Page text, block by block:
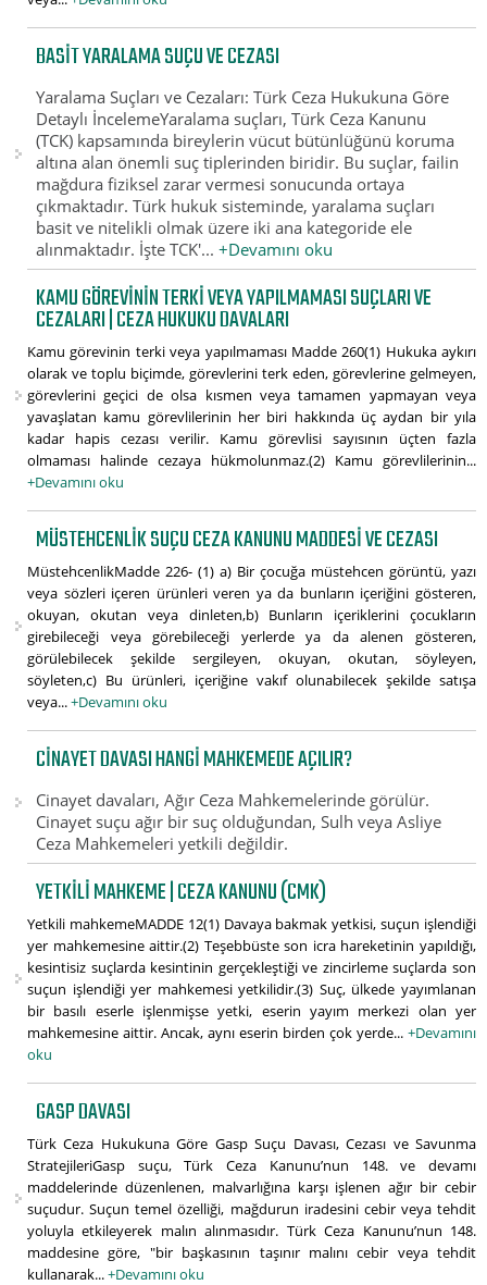
BASIT YARALAMA SUÇU VE CEZASI
Yaralama Suçları ve Cezaları: Türk Ceza Hukukuna Göre
Detaylı İncelemeYaralama suçları, Türk Ceza Kanunu
(TCK) kapsamında bireylerin vücut bütünlüğünü koruma
altına alan önemli suç tiplerinden biridir. Bu suçlar, failin
mağdura fiziksel zarar vermesi sonucunda ortaya
çıkmaktadır. Türk hukuk sisteminde, yaralama suçları
basit ve nitelikli olmak üzere iki ana kategoride ele
alınmaktadır. İşte TCK'...+Devamını oku
KAMU GÖREVININ TERKI VEYA YAPILMAMASI SUÇLARI VE
CEZALARI | CEZA HUKUKU DAVALARI
Kamu görevinin terki veya yapılmaması Madde 260(1) Hukuka aykırı
olarak ve toplu biçimde, görevlerini terk eden, görevlerine gelmeyen,
görevlerini geçici de olsa kısmen veya tamamen yapmayan veya
yavaşlatan kamu görevlilerinin her biri hakkında üç aydan bir yıla
kadar hapis cezası verilir. Kamu görevlisi sayısının üçten fazla
olmaması halinde cezaya hükmolunmaz.(2) Kamu görevlilerinin...
+Devamını oku
MÜSTEHCENLIK SUÇU CEZA KANUNU MADDESI VE CEZASI
MüstehcenlikMadde 226- (1) a) Bir çocuğa müstehcen görüntü, yazı
veya sözleri içeren ürünleri veren ya da bunların içeriğini gösteren,
okuyan, okutan veya dinleten,b) Bunların içeriklerini çocukların
girebileceği veya görebileceği yerlerde ya da alenen gösteren,
görülebilecek şekilde sergileyen, okuyan, okutan, söyleyen,
söyleten,c) Bu ürünleri, içeriğine vakıf olunabilecek şekilde satışa
veya...+Devamını oku
CINAYET DAVASI HANGI MAHKEMEDE AÇILIR?
Cinayet davaları, Ağır Ceza Mahkemelerinde görülür.
Cinayet suçu ağır bir suç olduğundan, Sulh veya Asliye
Ceza Mahkemeleri yetkili değildir.
YETKILI MAHKEME | CEZA KANUNU (CMK)
Yetkili mahkemeMADDE 12(1) Davaya bakmak yetkisi, suçun işlendiği
yer mahkemesine aittir.(2) Teşebbüste son icra hareketinin yapıldığı,
kesintisiz suçlarda kesintinin gerçekleştiği ve zincirleme suçlarda son
suçun işlendiği yer mahkemesi yetkilidir.(3) Suç, ülkede yayımlanan
bir basılı eserle işlenmişse yetki, eserin yayım merkezi olan yer
mahkemesine aittir. Ancak, aynı eserin birden çok yerde... +Devamını
oku
GASP DAVASI
Türk Ceza Hukukuna Göre Gasp Suçu Davası, Cezası ve Savunma
StratejileriGasp suçu, Türk Ceza Kanunu’nun 148. ve devamı
maddelerinde düzenlenen, malvarlığına karşı işlenen ağır bir cebir
suçudur. Suçun temel özelliği, mağdurun iradesini cebir veya tehdit
yoluyla etkileyerek malın alınmasıdır. Türk Ceza Kanunu’nun 148.
maddesine göre, "bir başkasının taşınır malını cebir veya tehdit
kullanarak...+Devamını oku